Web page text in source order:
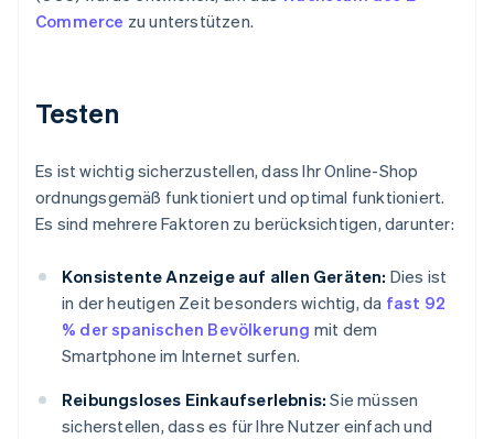
Commerce zu unterstützen.
Testen
Es ist wichtig sicherzustellen, dass Ihr Online-Shop
ordnungsgemäß funktioniert und optimal funktioniert.
Es sind mehrere Faktoren zu berücksichtigen, darunter:
Konsistente Anzeige auf allen Geräten: Dies ist
in der heutigen Zeit besonders wichtig, da fast 92
% der spanischen Bevölkerung mit dem
Smartphone im Internet surfen.
Reibungsloses Einkaufserlebnis: Sie müssen
sicherstellen, dass es für Ihre Nutzer einfach und